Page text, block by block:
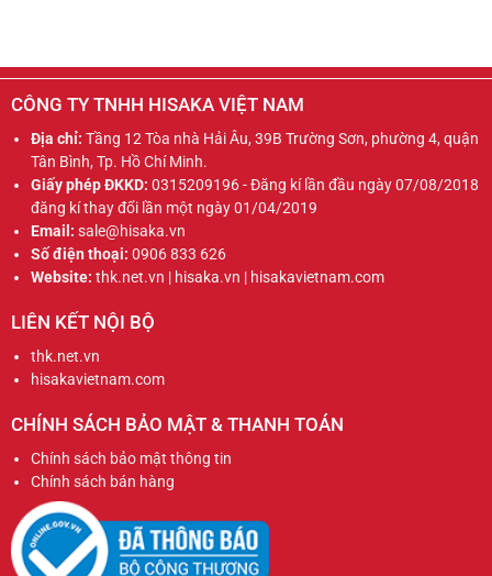
CÔNG TY TNHH HISAKA VIỆT NAM
Địa chỉ: Tầng 12 Tòa nhà Hải Âu, 39B Trường Sơn, phường 4, quận
Tân Bình, Tp. Hồ Chí Minh.
Giấy phép ĐKKD: 0315209196 - Đăng kí lần đầu ngày 07/08/2018
đăng kí thay đổi lần một ngày 01/04/2019
Email: sale@hisaka.vn
Số điện thoại: 0906 833 626
Website: thk.net.vn | hisaka.vn | hisakavietnam.com
LIÊN KẾT NỘI BỘ
thk.net.vn
hisakavietnam.com
CHÍNH SÁCH BẢO MẬT & THANH TOÁN
Chính sách bảo mật thông tin
Chính sách bán hàng